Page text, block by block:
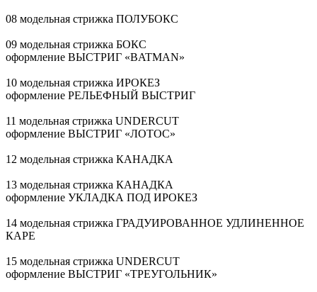
08 модельная стрижка ПОЛУБОКС
09 модельная стрижка БОКС
оформление ВЫСТРИГ «BATMAN»
10 модельная стрижка ИРОКЕЗ
оформление РЕЛЬЕФНЫЙ ВЫСТРИГ
11 модельная стрижка UNDERCUT
оформление ВЫСТРИГ «ЛОТОС»
12 модельная стрижка КАНАДКА
13 модельная стрижка КАНАДКА
оформление УКЛАДКА ПОД ИРОКЕЗ
14 модельная стрижка ГРАДУИРОВАННОЕ УДЛИНЕННОЕ
КАРЕ
15 модельная стрижка UNDERCUT
оформление ВЫСТРИГ «ТРЕУГОЛЬНИК»